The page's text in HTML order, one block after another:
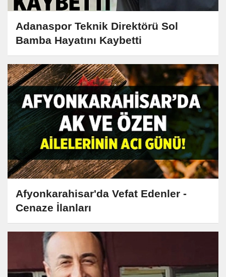
Adanaspor Teknik Direktörü Sol
Bamba Hayatını Kaybetti
Afyonkarahisar'da Vefat Edenler -
Cenaze İlanları